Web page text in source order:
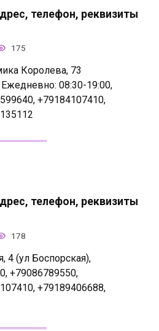
телефон, реквизиты
175
Королева, 73
08:30-19:00,
+79184107410,
телефон, реквизиты
178
4 (ул Боспорская),
+79086789550,
+79189406688,